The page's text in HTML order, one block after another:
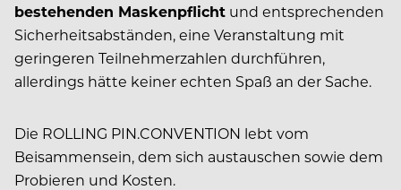
bestehenden Maskenpflicht und entsprechenden
Sicherheitsabständen, eine Veranstaltung mit
geringeren Teilnehmerzahlen durchführen,
allerdings hätte keiner echten Spaß an der Sache.
Die ROLLING PIN.CONVENTION lebt vom
Beisammensein, dem sich austauschen sowie dem
Probieren und Kosten.